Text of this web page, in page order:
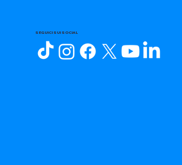
SEGUICI SUI SOCIAL